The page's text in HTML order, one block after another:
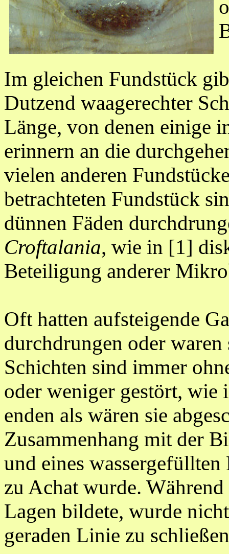
Im gleichen Fundstück
Dutzend waagerechter
Länge, von denen einige
erinnern an die
vielen anderen
betrachteten Fundstück
dünnen Fäden
Croftalania, wie in [1]
Beteiligung anderer
Oft hatten aufsteigende
durchdrungen oder
Schichten sind immer
oder weniger gestört, wie
enden als wären sie
Zusammenhang mit der
und eines
zu Achat wurde.
Lagen bildete, wurde
geraden Linie zu